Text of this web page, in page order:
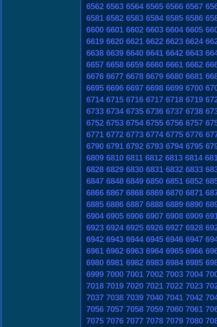
6562 6563 6564 6565 6566 6567
6581 6582 6583 6584 6585 6586
6600 6601 6602 6603 6604 6605
6619 6620 6621 6622 6623 6624
6638 6639 6640 6641 6642 6643
6657 6658 6659 6660 6661 6662
6676 6677 6678 6679 6680 6681
6695 6696 6697 6698 6699 6700
6714 6715 6716 6717 6718 6719
6733 6734 6735 6736 6737 6738
6752 6753 6754 6755 6756 6757
6771 6772 6773 6774 6775 6776
6790 6791 6792 6793 6794 6795
6809 6810 6811 6812 6813 6814
6828 6829 6830 6831 6832 6833
6847 6848 6849 6850 6851 6852
6866 6867 6868 6869 6870 6871
6885 6886 6887 6888 6889 6890
6904 6905 6906 6907 6908 6909
6923 6924 6925 6926 6927 6928
6942 6943 6944 6945 6946 6947
6961 6962 6963 6964 6965 6966
6980 6981 6982 6983 6984 6985
6999 7000 7001 7002 7003 7004
7018 7019 7020 7021 7022 7023
7037 7038 7039 7040 7041 7042
7056 7057 7058 7059 7060 7061
7075 7076 7077 7078 7079 7080